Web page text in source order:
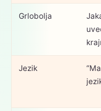
Grlobolja
Jezik